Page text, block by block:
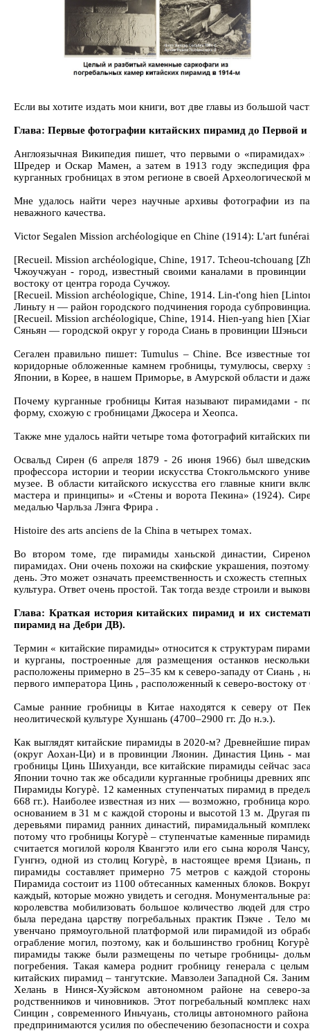
Если вы хотите издать мои книги, вот две главы из большой
Глава: Первые фотографии китайских пирамид до Первой
Англоязычная Википедия пишет, что первыми о
Шредер и Оскар Мамен, а затем в 1913 году экспедиция
курганных гробницах в этом регионе в своей
Мне удалось найти через научные архивы фотографии из
неважного качества.
Victor Segalen Mission archéologique en Chine (1914): L'art
[Recueil. Mission archéologique, Chine, 1917. Tcheou-tchouang
Чжоучжуан - город, известный своими каналами в
востоку от центра города Сучжоу.
[Recueil. Mission archéologique, Chine, 1914. Lin-t'ong hien
Линьту н — район городского подчинения города
[Recueil. Mission archéologique, Chine, 1914. Hien-yang hien
Сяньян — городской округ у города Сиань в провинции
Сегален правильно пишет: Tumulus – Chine. Все известные
коридорные обложенные камнем гробницы, тумулюсы,
Японии, в Корее, в нашем Приморье, в Амурской области и
Почему курганные гробницы Китая называют пирамидами -
форму, схожую с гробницами Джосера и Хеопса.
Также мне удалось найти четыре тома фотографий китайских
Освальд Сирен (6 апреля 1879 - 26 июня 1966) был
профессора истории и теории искусства Стокгольмского
музее. В области китайского искусства его главные книги
мастера и принципы» и «Стены и ворота Пекина» (1924).
медалью Чарльза Лэнга Фрира .
Histoire des arts anciens de la China в четырех томах.
Во втором томе, где пирамиды ханьской династии,
пирамидах. Они очень похожи на скифские украшения,
день. Это может означать преемственность и схожесть
культура. Ответ очень простой. Так тогда везде строили и
Глава: Краткая история китайских пирамид и их
пирамид на Дебри ДВ).
Термин « китайские пирамиды» относится к структурам
и курганы, построенные для размещения останков
расположены примерно в 25–35 км к северо-западу от Сиань ,
первого императора Цинь , расположенный к северо-востоку
Самые ранние гробницы в Китае находятся к северу от
неолитической культуре Хуншань (4700–2900 гг. До н.э.).
Как выглядят китайские пирамиды в 2020-м? Древнейшие
(округ Аохан-Ци) и в провинции Ляонин. Династия Цинь -
гробницы Цинь Шихуанди, все китайские пирамиды сейчас
Японии точно так же обсадили курганные гробницы древних
Пирамиды Когурѐ. 12 каменных ступенчатых пирамид в
668 гг.). Наиболее известная из них — возможно, гробница
основанием в 31 м с каждой стороны и высотой 13 м. Другая
деревьями пирамид ранних династий, пирамидальный
потому что гробницы Когурѐ – ступенчатые каменные
считается могилой короля Квангэто или его сына короля
Гунгнэ, одной из столиц Когурѐ, в настоящее время
пирамиды составляет примерно 75 метров с каждой
Пирамида состоит из 1100 обтесанных каменных блоков.
каждый, которые можно увидеть и сегодня. Монументальные
королевства мобилизовать большое количество людей для
была передана царству погребальных практик Пэкче .
увенчано прямоугольной платформой или пирамидой из
ограбление могил, поэтому, как и большинство гробниц
пирамиды также были размещены по четыре гробницы-
погребения. Такая камера роднит гробницу генерала с
китайских пирамид – тангутские. Мавзолеи Западной Ся.
Хелань в Нинся-Хуэйском автономном районе на северо-
родственников и чиновников. Этот погребальный комплекс
Синцин , современного Иньчуань, столицы автономного
предпринимаются усилия по обеспечению безопасности и